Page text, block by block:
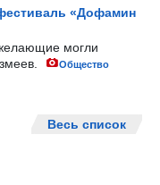
«Дофамин
могли
Общество
Весь список